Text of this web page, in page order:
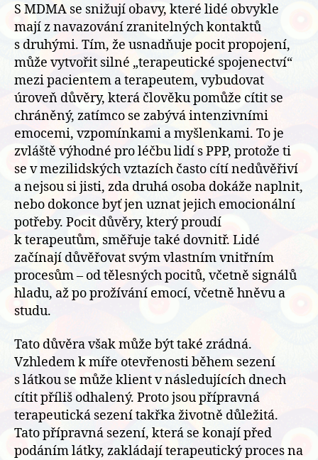
S MDMA se snižují obavy, které lidé obvykle
mají z navazování zranitelných kontaktů
s druhými. Tím, že usnadňuje pocit propojení,
může vytvořit silné „terapeutické spojenectví“
mezi pacientem a terapeutem, vybudovat
úroveň důvěry, která člověku pomůže cítit se
chráněný, zatímco se zabývá intenzivními
emocemi, vzpomínkami a myšlenkami. To je
zvláště výhodné pro léčbu lidí s PPP, protože ti
se v mezilidských vztazích často cítí nedůvěřiví
a nejsou si jisti, zda druhá osoba dokáže naplnit,
nebo dokonce byť jen uznat jejich emocionální
potřeby. Pocit důvěry, který proudí
k terapeutům, směřuje také dovnitř. Lidé
začínají důvěřovat svým vlastním vnitřním
procesům – od tělesných pocitů, včetně signálů
hladu, až po prožívání emocí, včetně hněvu a
studu.
Tato důvěra však může být také zrádná.
Vzhledem k míře otevřenosti během sezení
s látkou se může klient v následujících dnech
cítit příliš odhalený. Proto jsou přípravná
terapeutická sezení takřka životně důležitá.
Tato přípravná sezení, která se konají před
podáním látky, zakládají terapeutický proces na